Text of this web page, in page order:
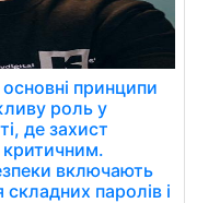
принципи
роль у
де захист
критичним.
включають
паролів і